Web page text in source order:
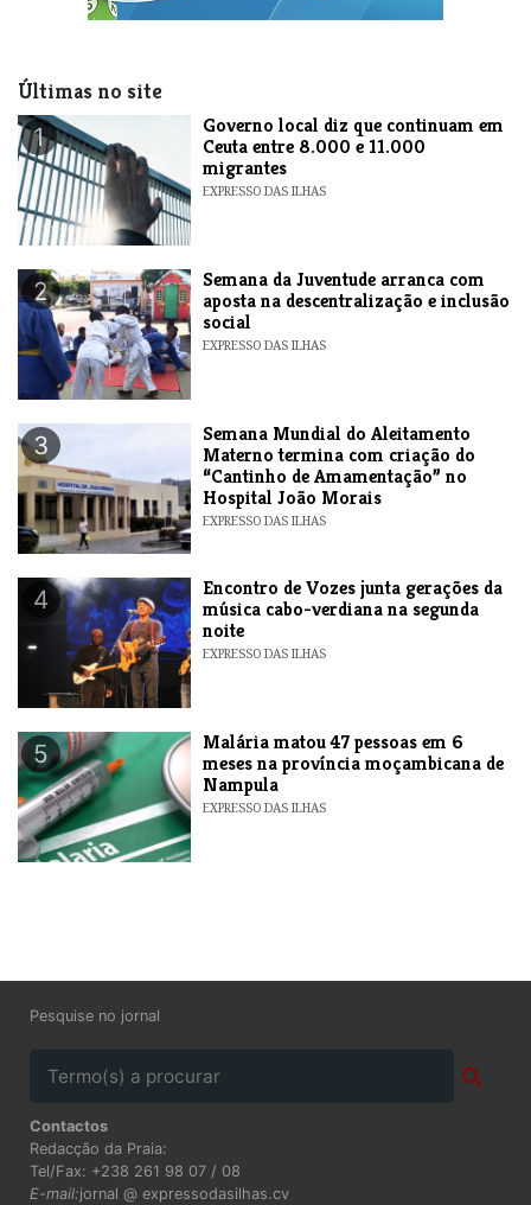
Últimas no site
1
​Governo local diz que continuam em
Ceuta entre 8.000 e 11.000
migrantes
EXPRESSO DAS ILHAS
2
Semana da Juventude arranca com
aposta na descentralização e inclusão
social
EXPRESSO DAS ILHAS
3
Semana Mundial do Aleitamento
Materno termina com criação do
“Cantinho de Amamentação” no
Hospital João Morais
EXPRESSO DAS ILHAS
4
Encontro de Vozes junta gerações da
música cabo-verdiana na segunda
noite
EXPRESSO DAS ILHAS
5
​Malária matou 47 pessoas em 6
meses na província moçambicana de
Nampula
EXPRESSO DAS ILHAS
Pesquise no jornal
Contactos
Redacção da Praia:
Tel/Fax: +238 261 98 07 / 08
E-mail:jornal @ expressodasilhas.cv